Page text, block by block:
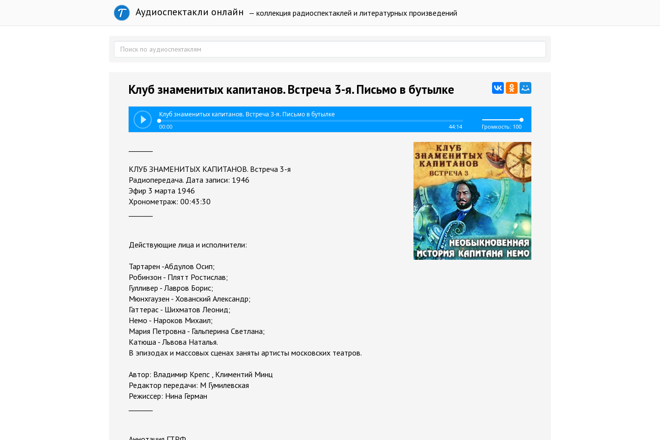
Аудиоспектакли онлайн — коллекция радиоспектаклей и литературных произведений
Клуб знаменитых капитанов. Встреча 3-я. Письмо в бутылке
Клуб знаменитых капитанов. Встреча 3-я. Письмо в бутылке
00:00 44:14 Громкость: 100
КЛУБ ЗНАМЕНИТЫХ КАПИТАНОВ. Встреча 3-я
Радиопередача. Дата записи: 1946
Эфир 3 марта 1946
Хронометраж: 00:43:30
Действующие лица и исполнители:
Тартарен -Абдулов Осип;
Робинзон - Плятт Ростислав;
Гулливер - Лавров Борис;
Мюнхгаузен - Хованский Александр;
Гаттерас - Шихматов Леонид;
Немо - Нароков Михаил;
Мария Петровна - Гальперина Светлана;
Катюша - Львова Наталья.
В эпизодах и массовых сценах заняты артисты московских театров.
Автор: Владимир Крепс , Климентий Минц
Редактор передачи: М Гумилевская
Режиссер: Нина Герман